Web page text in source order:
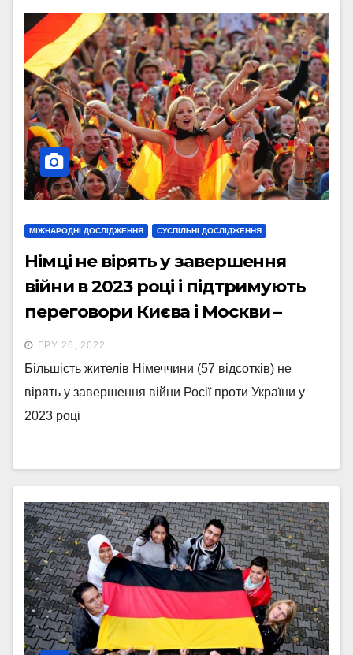
МІЖНАРОДНІ ДОСЛІДЖЕННЯ СУСПІЛЬНІ ДОСЛІДЖЕННЯ
Німці не вірять у завершення
війни в 2023 році і підтримують
переговори Києва і Москви –
опитування
ГРУ 26, 2022
Більшість жителів Німеччини (57 відсотків) не
вірять у завершення війни Росії проти України у
2023 році